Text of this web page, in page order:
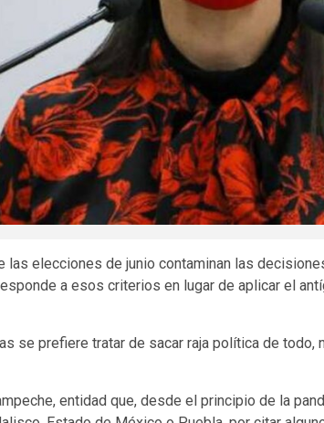
las elecciones de junio contaminan las
a esos criterios en lugar de aplicar el
se prefiere tratar de sacar raja política de
entidad que, desde el principio de la